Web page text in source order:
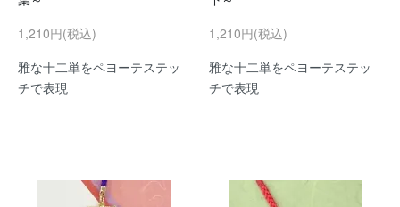
1,210円(税込)
雅な十二単をペヨーテステッ
チで表現
1,210円(税込)
雅な十二単をペヨーテステッ
チで表現